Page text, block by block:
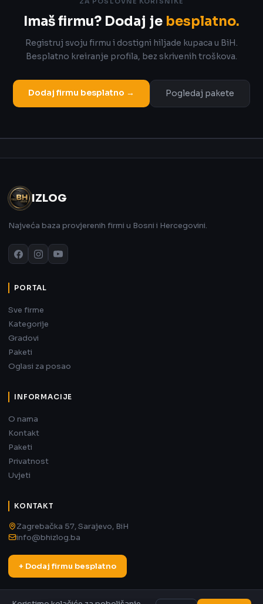
Imaš firmu? Dodaj je besplatno.
Registruj svoju firmu i dostigni hiljade kupaca u BiH.
Besplatno kreiranje profila, bez skrivenih troškova.
Dodaj firmu besplatno → Pogledaj pakete
IZLOG
Najveća baza provjerenih firmi u Bosni i Hercegovini.
PORTAL
Sve firme
Kategorije
Gradovi
Paketi
Oglasi za posao
INFORMACIJE
O nama
Kontakt
Paketi
Privatnost
Uvjeti
KONTAKT
Zagrebačka 57, Sarajevo, BiH
info@bhizlog.ba
+ Dodaj firmu besplatno